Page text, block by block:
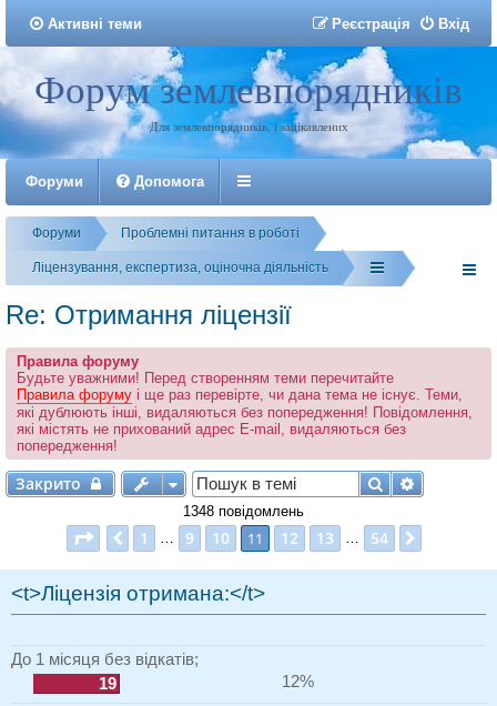
Активні теми Вхід
Реєстрація
Реєстрація
Форум землевпорядників
Для землевпорядників, і зацікавлених
Форуми Допомога
Форуми Проблемні питання в роботі
Ліцензування, експертиза, оціночна діяльність
Re: Отримання ліцензії
Правила форуму
Будьте уважними! Перед створенням теми перечитайте
Правила форуму і ще раз перевірте, чи дана тема не існує. Теми,
які дублюють інші, видаляються без попередження! Повідомлення,
які містять не прихований адрес E-mail, видаляються без
попередження!
Закрито
Закрито Пошук
1348 повідомлень
Сторінка з 54
Поперед.
1 … 9 10 11 12 13 … 54
<t>Ліцензія отримана:</t>
До 1 місяця без відкатів;
19
12%